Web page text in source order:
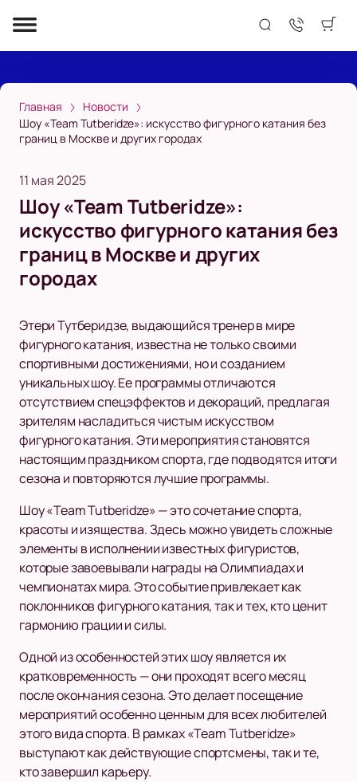
Главная
Новости
Шоу «Team Tutberidze»: искусство фигурного катания без
границ в Москве и других городах
11 мая 2025
Шоу «Team Tutberidze»:
искусство фигурного катания без
границ в Москве и других
городах
Этери Тутберидзе, выдающийся тренер в мире
фигурного катания, известна не только своими
спортивными достижениями, но и созданием
уникальных шоу. Ее программы отличаются
отсутствием спецэффектов и декораций, предлагая
зрителям насладиться чистым искусством
фигурного катания. Эти мероприятия становятся
настоящим праздником спорта, где подводятся итоги
сезона и повторяются лучшие программы.
Шоу «Team Tutberidze» — это сочетание спорта,
красоты и изящества. Здесь можно увидеть сложные
элементы в исполнении известных фигуристов,
которые завоевывали награды на Олимпиадах и
чемпионатах мира. Это событие привлекает как
поклонников фигурного катания, так и тех, кто ценит
гармонию грации и силы.
Одной из особенностей этих шоу является их
кратковременность — они проходят всего месяц
после окончания сезона. Это делает посещение
мероприятий особенно ценным для всех любителей
этого вида спорта. В рамках «Team Tutberidze»
выступают как действующие спортсмены, так и те,
кто завершил карьеру.